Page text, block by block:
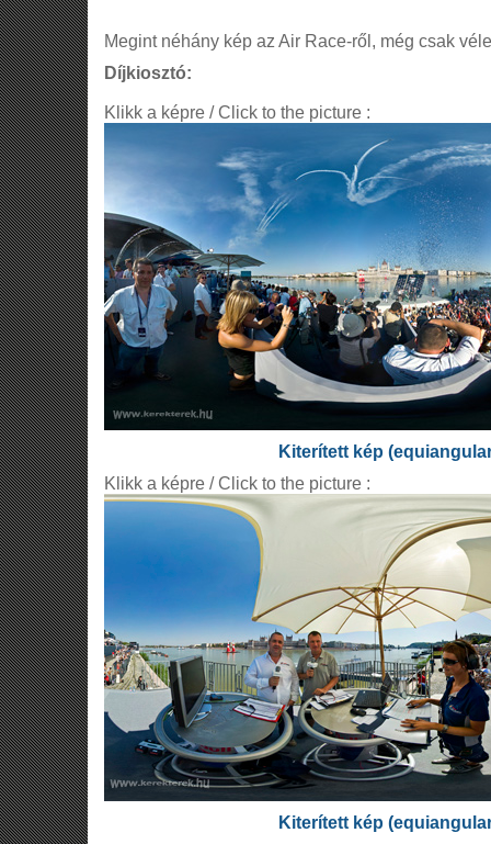
Megint néhány kép az Air Race-ről, még csak
Díjkiosztó:
Klikk a képre / Click to the picture :
Kiterített kép
Klikk a képre / Click to the picture :
Kiterített kép